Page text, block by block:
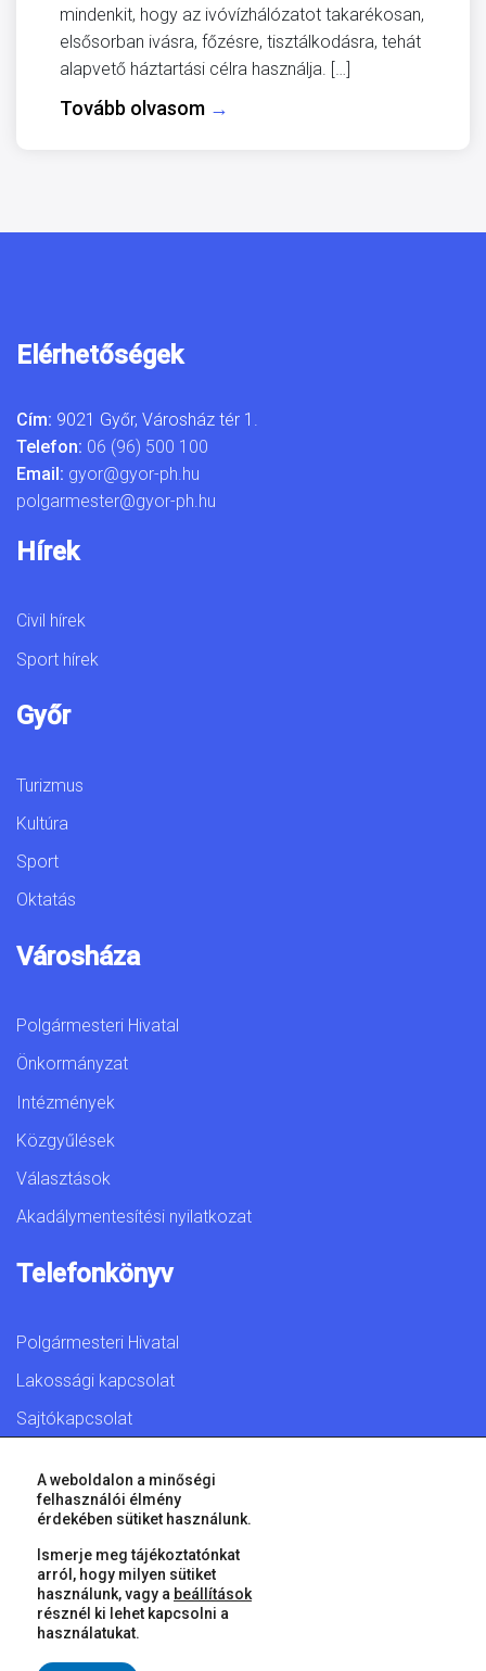
mindenkit, hogy az ivóvízhálózatot takarékosan,
elsősorban ivásra, főzésre, tisztálkodásra, tehát
alapvető háztartási célra használja. […]
Tovább olvasom →
Elérhetőségek
Cím: 9021 Győr, Városház tér 1.
Telefon: 06 (96) 500 100
Email: gyor@gyor-ph.hu
polgarmester@gyor-ph.hu
Hírek
Civil hírek
Sport hírek
Győr
Turizmus
Kultúra
Sport
Oktatás
Városháza
Polgármesteri Hivatal
Önkormányzat
Intézmények
Közgyűlések
Választások
Akadálymentesítési nyilatkozat
Telefonkönyv
Polgármesteri Hivatal
Lakossági kapcsolat
Sajtókapcsolat
© 2026 Győr Megyei Jogú Város • Minden jog fenntartva!
A weboldalon a minőségi
felhasználói élmény
érdekében sütiket használunk.
Ismerje meg tájékoztatónkat
arról, hogy milyen sütiket
használunk, vagy a beállítások
résznél ki lehet kapcsolni a
használatukat.